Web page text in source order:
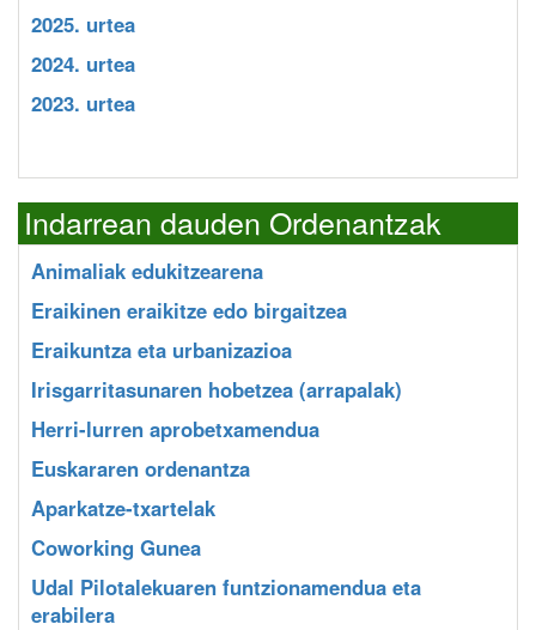
2025. urtea
2024. urtea
2023. urtea
Indarrean dauden Ordenantzak
Animaliak edukitzearena
Eraikinen eraikitze edo birgaitzea
Eraikuntza eta urbanizazioa
Irisgarritasunaren hobetzea (arrapalak)
Herri-lurren aprobetxamendua
Euskararen ordenantza
Aparkatze-txartelak
Coworking Gunea
Udal Pilotalekuaren funtzionamendua eta
erabilera